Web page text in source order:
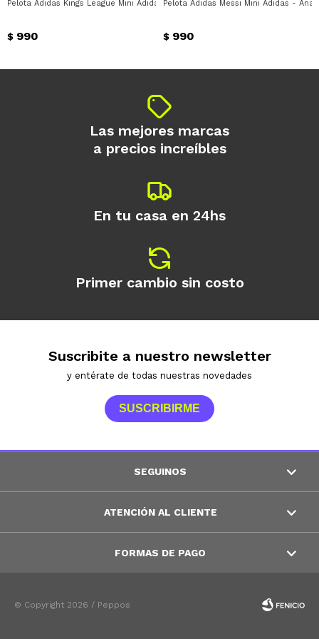
Pelota Adidas Kings League Mini Adidas - Blanco - Negro
$ 990
Pelota Adidas Messi Mini Adidas -
$ 990
Las mejores marcas
a precios increíbles
En tu casa en 24hs
Primer cambio sin costo
Suscribite a nuestro newsletter
y entérate de todas nuestras novedades
SUSCRIBIRME
SEGUINOS
ATENCIÓN AL CLIENTE
FORMAS DE PAGO
© Copyright 2026 / Peppos